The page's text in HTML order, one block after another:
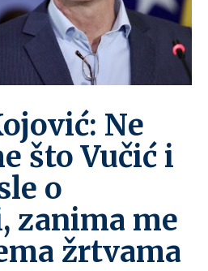
Ne
što Vučić i
o
zanima me
žrtvama